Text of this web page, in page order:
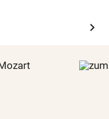
chevron_right